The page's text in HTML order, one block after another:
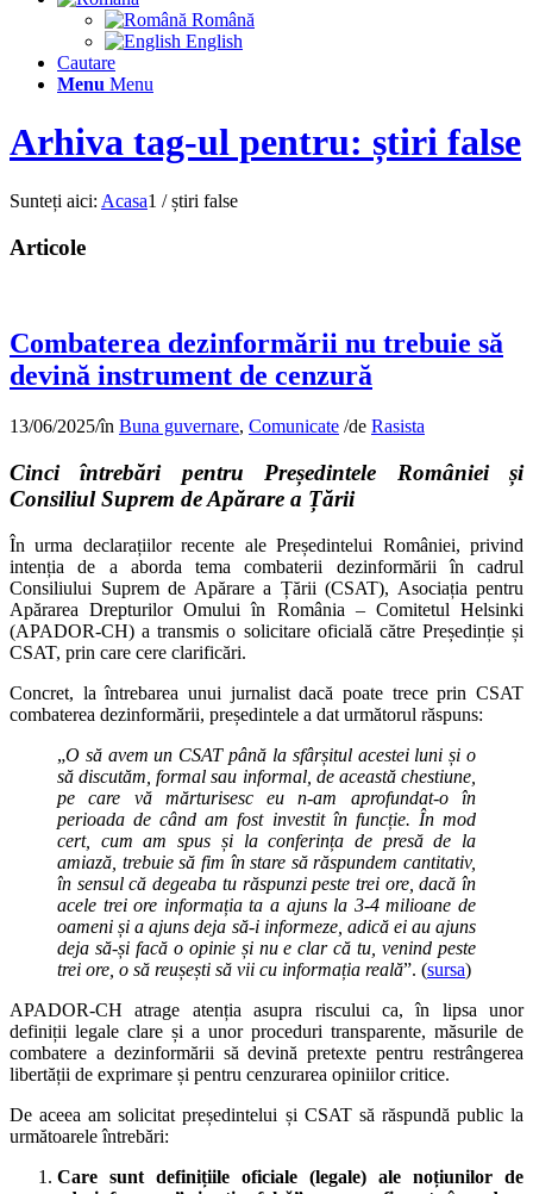
Română
English
Cautare
Menu Menu
Arhiva tag-ul pentru: știri false
Sunteți aici: Acasa1 / știri false
Articole
Combaterea dezinformării nu trebuie să
devină instrument de cenzură
13/06/2025/în Buna guvernare, Comunicate /de Rasista
Cinci întrebări pentru Președintele României și
Consiliul Suprem de Apărare a Țării
În urma declarațiilor recente ale Președintelui României, privind
intenția de a aborda tema combaterii dezinformării în cadrul
Consiliului Suprem de Apărare a Țării (CSAT), Asociația pentru
Apărarea Drepturilor Omului în România – Comitetul Helsinki
(APADOR-CH) a transmis o solicitare oficială către Președinție și
CSAT, prin care cere clarificări.
Concret, la întrebarea unui jurnalist dacă poate trece prin CSAT
combaterea dezinformării, președintele a dat următorul răspuns:
„O să avem un CSAT până la sfârșitul acestei luni și o
să discutăm, formal sau informal, de această chestiune,
pe care vă mărturisesc eu n-am aprofundat-o în
perioada de când am fost investit în funcție. În mod
cert, cum am spus și la conferința de presă de la
amiază, trebuie să fim în stare să răspundem cantitativ,
în sensul că degeaba tu răspunzi peste trei ore, dacă în
acele trei ore informația ta a ajuns la 3-4 milioane de
oameni și a ajuns deja să-i informeze, adică ei au ajuns
deja să-și facă o opinie și nu e clar că tu, venind peste
trei ore, o să reușești să vii cu informația reală”. (sursa)
APADOR-CH atrage atenția asupra riscului ca, în lipsa unor
definiții legale clare și a unor proceduri transparente, măsurile de
combatere a dezinformării să devină pretexte pentru restrângerea
libertății de exprimare și pentru cenzurarea opiniilor critice.
De aceea am solicitat președintelui și CSAT să răspundă public la
următoarele întrebări:
Care sunt definițiile oficiale (legale) ale noțiunilor de